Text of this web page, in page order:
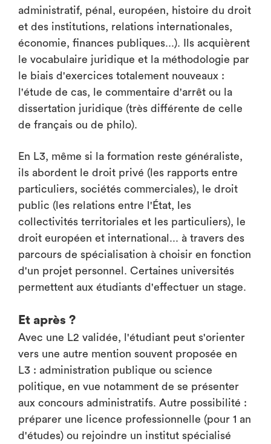
administratif, pénal, européen, histoire du droit
et des institutions, relations internationales,
économie, finances publiques...). Ils acquièrent
le vocabulaire juridique et la méthodologie par
le biais d'exercices totalement nouveaux :
l'étude de cas, le commentaire d'arrêt ou la
dissertation juridique (très différente de celle
de français ou de philo).
En L3, même si la formation reste généraliste,
ils abordent le droit privé (les rapports entre
particuliers, sociétés commerciales), le droit
public (les relations entre l'État, les
collectivités territoriales et les particuliers), le
droit européen et international... à travers des
parcours de spécialisation à choisir en fonction
d'un projet personnel. Certaines universités
permettent aux étudiants d'effectuer un stage.
Et après ?
Avec une L2 validée, l'étudiant peut s'orienter
vers une autre mention souvent proposée en
L3 : administration publique ou science
politique, en vue notamment de se présenter
aux concours administratifs. Autre possibilité :
préparer une licence professionnelle (pour 1 an
d'études) ou rejoindre un institut spécialisé